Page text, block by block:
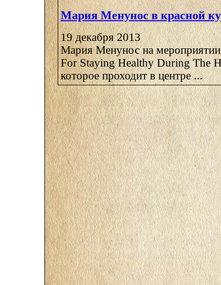
Мария Менунос в красной
19 декабря 2013
Мария Менунос на
For Staying Healthy During The
которое проходит в центре ...